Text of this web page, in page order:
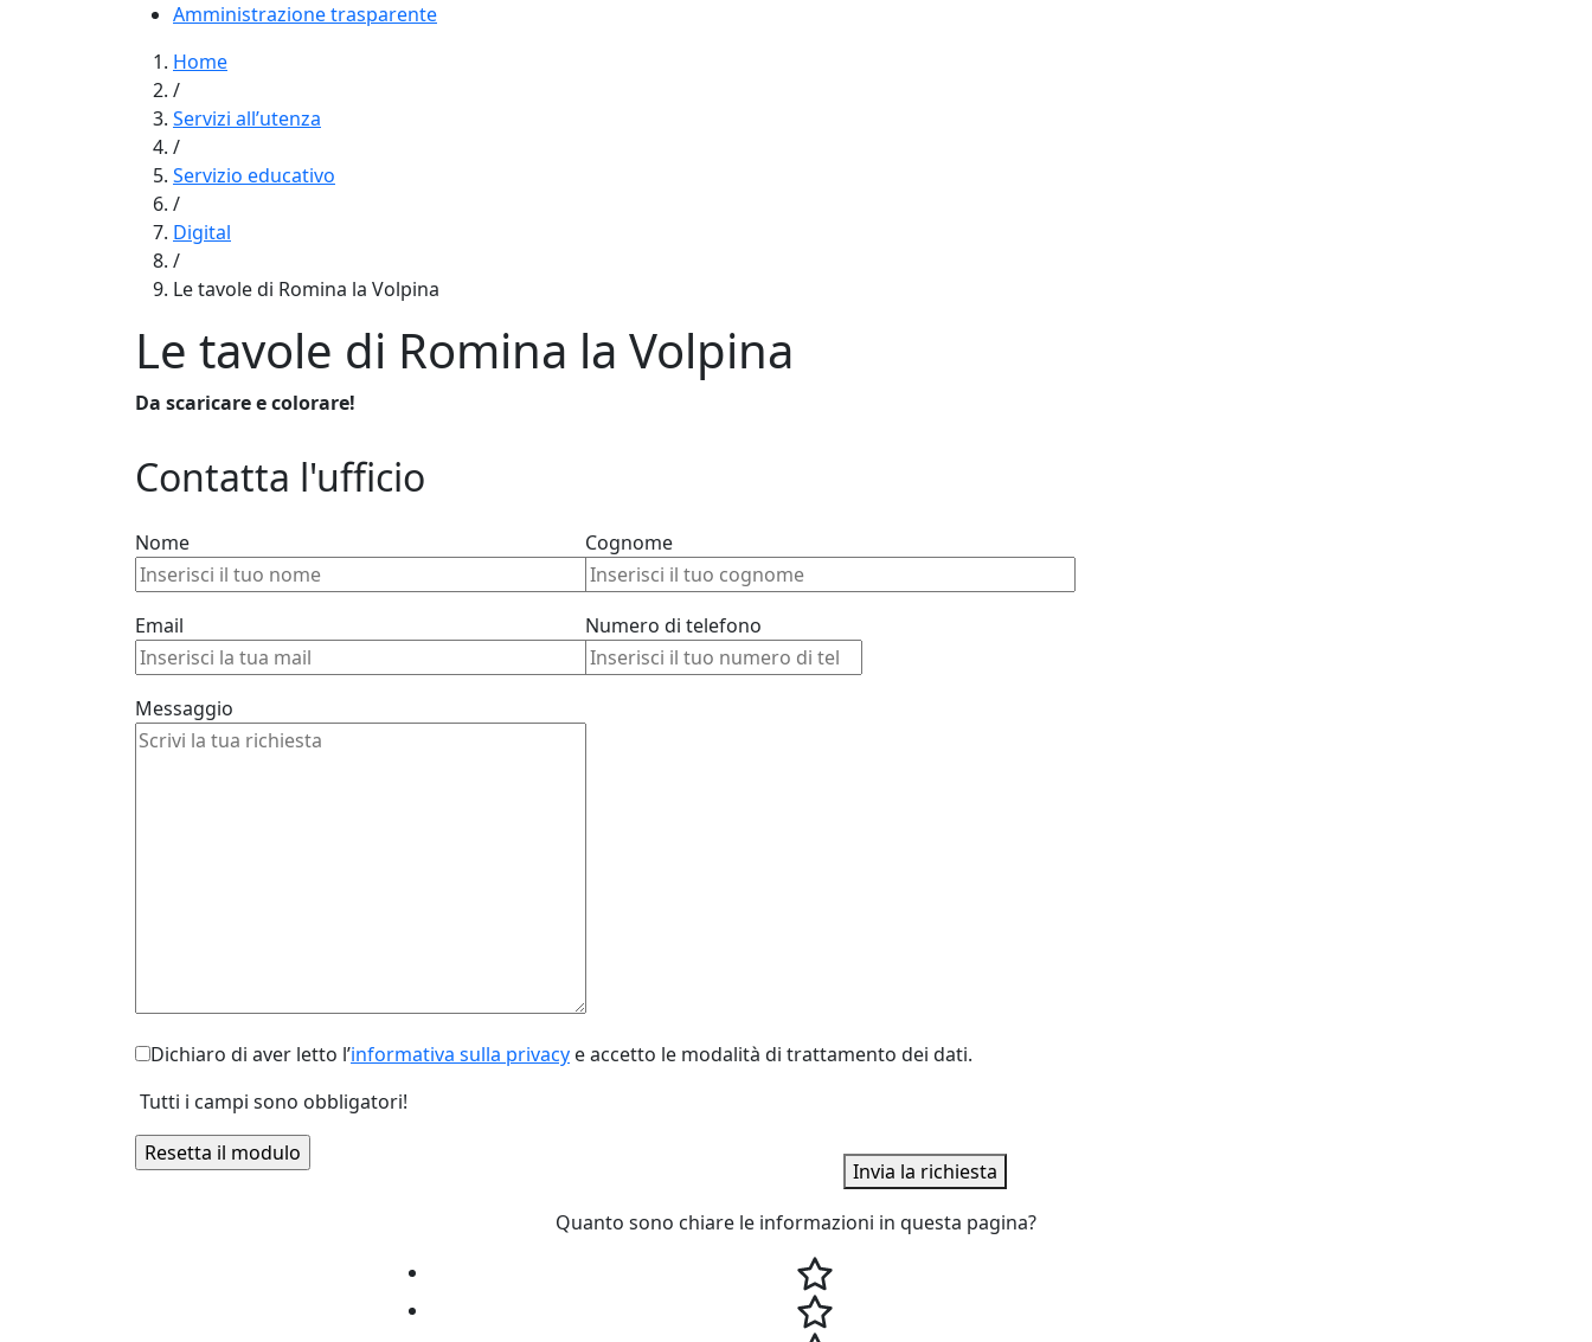
Amministrazione trasparente
Home
/
Servizi all’utenza
/
Servizio educativo
/
Digital
/
Le tavole di Romina la Volpina
Le tavole di Romina la Volpina
Da scaricare e colorare!
Contatta l'ufficio
Nome Cognome
Email Numero di telefono
Messaggio
Dichiaro di aver letto l’informativa sulla privacy e accetto le modalità di trattamento dei dati.
Tutti i campi sono obbligatori!
Invia la richiesta
Quanto sono chiare le informazioni in questa pagina?